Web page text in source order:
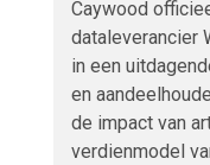
Caywood
dataleverancier
in een
en
de impact van
verdienmodel